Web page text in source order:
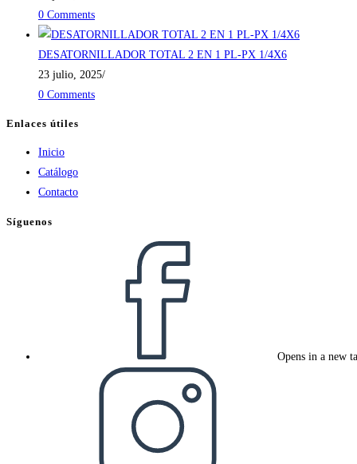
0 Comments
DESATORNILLADOR TOTAL 2 EN 1 PL-PX 1/4X6
23 julio, 2025/
0 Comments
Enlaces útiles
Inicio
Catálogo
Contacto
Síguenos
Opens in a new